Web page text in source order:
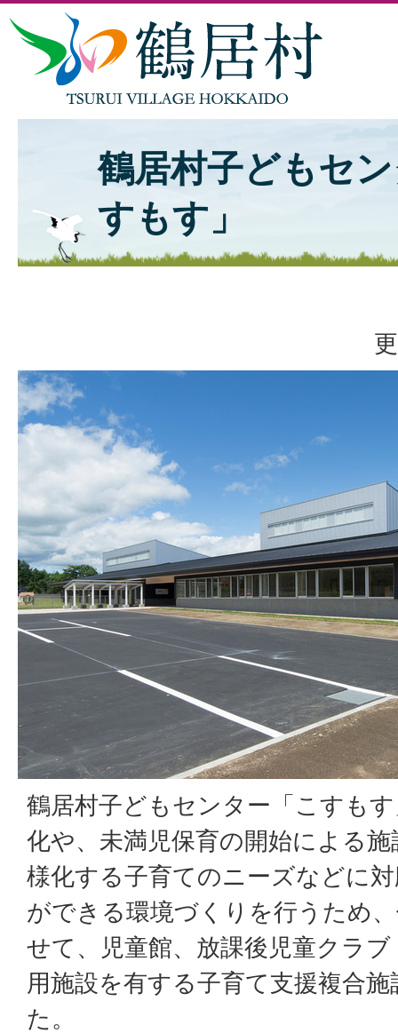
鶴居村子どもセ
すもす」
鶴居村子どもセンター「こすも
化や、未満児保育の開始による
様化する子育てのニーズなどに
ができる環境づくりを行うため
せて、児童館、放課後児童クラ
用施設を有する子育て支援複合
た。